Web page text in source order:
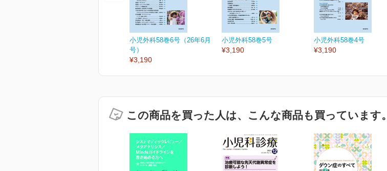
小児外科58巻6号（26年6月
号）
¥3,190
小児外科58巻5号
¥3,190
小児外科58巻4号
¥3,190
この商品を買った人は、こんな商品も買っています。